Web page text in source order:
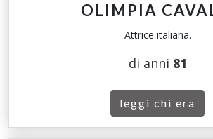
OLIMPIA
Attrice italiana.
di anni 81
leggi chi era